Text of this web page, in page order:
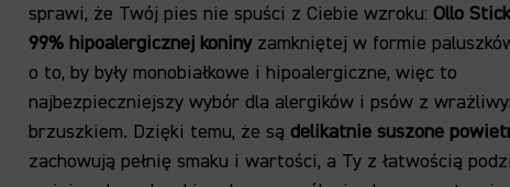
sprawi, że Twój pies nie spuści z Ciebie wzroku: Ollo
99% hipoalergicznej koninyzamkniętej w formie
o to, by były monobiałkowe i hipoalergiczne, więc to
najbezpieczniejszy wybór dla alergików i psów z
brzuszkiem. Dzięki temu, że są delikatnie suszone
zachowują pełnię smaku i wartości, a Ty z łatwością